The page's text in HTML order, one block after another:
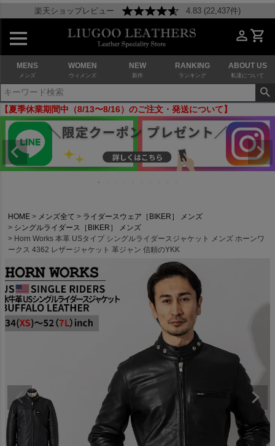
楽天ショップレビュー 4.83 (22,437件)
MENS
メンズ
WOMEN
ウィメンズ
NEW
新作
RANKING
ランキング
ABOUT US
私達について
【夏季休業期間中（8/13〜8/16）のご注文・発送について】
HOME メンズ全て
ライダースウェア［BIKER］ メンズ
シングルライダース［BIKER］ メンズ
Horn Works 本革 USタイプ シングルライダースジャケット メンズ ホーンワ
ークス 4362 レザージャケット 革ジャン 信頼のYKK